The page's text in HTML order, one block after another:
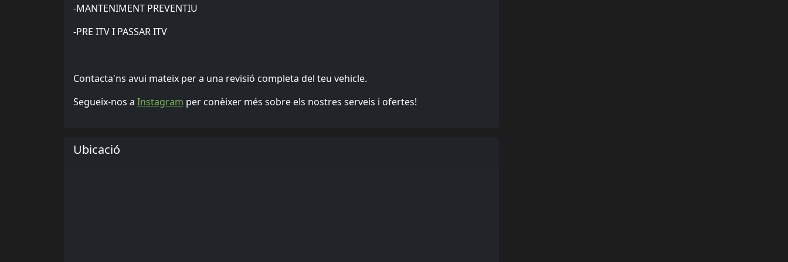
-MANTENIMENT PREVENTIU
-PRE ITV I PASSAR ITV
Contacta'ns avui mateix per a una revisió completa del teu vehicle.
Segueix-nos a Instagram per conèixer més sobre els nostres serveis i ofertes!
Ubicació